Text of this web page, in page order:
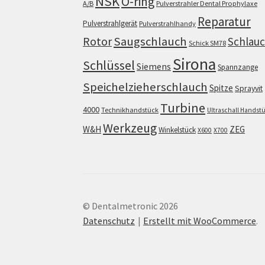
A/B Pulverstrahler Dental Prophylaxe
Pulverstrahlgerät Pulverstrahlhandy Reparatur
RotorSaugschlauch Schick SM78
Schlüssel Siemens Sirona Spannzange
Speichelzieherschlauch Spitze Sprayvit
4000 Technikhandstück Turbine Ultraschall
W&H WerkzeugWinkelstück X600 X700 ZEG
© Dentalmetronic 2026
Datenschutz
Erstellt mit WooCommerce.